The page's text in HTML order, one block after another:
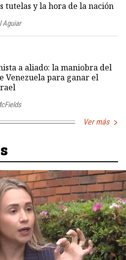
tutelas y la hora de la nación
Aguiar
a aliado: la maniobra del
Venezuela para ganar el
Ver más